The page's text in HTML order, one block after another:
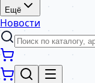
Ещё
Новости